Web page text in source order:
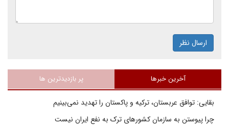
ارسال نظر
آخرین خبرها پر بازدیدترین ها
بقایی: توافق عربستان، ترکیه و پاکستان را تهدید نمی‌بینیم
چرا پیوستن به سازمان کشورهای ترک به نفع ایران نیست